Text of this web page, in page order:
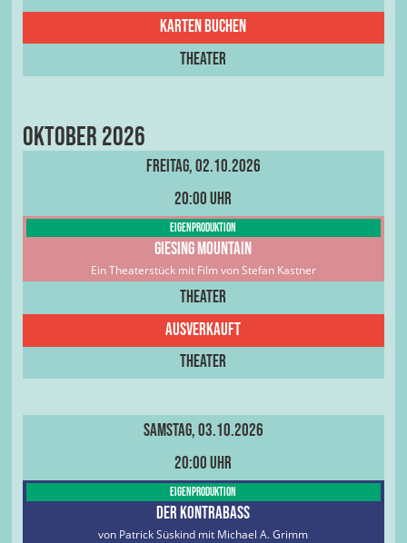
Karten buchen
Theater
Oktober 2026
Freitag, 02.10.2026
20:00 Uhr
Eigenproduktion
Giesing Mountain
Ein Theaterstück mit Film von Stefan Kastner
Theater
Ausverkauft
Theater
Samstag, 03.10.2026
20:00 Uhr
Eigenproduktion
DER KONTRABASS
von Patrick Süskind mit Michael A. Grimm